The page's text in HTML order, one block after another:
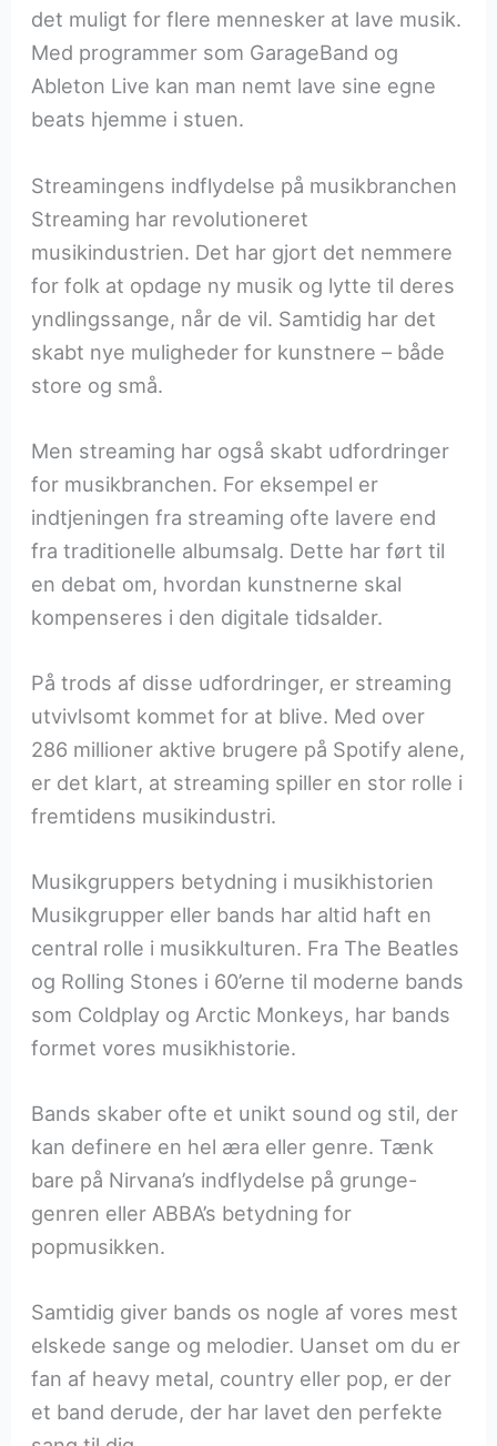
det muligt for flere mennesker at lave musik.
Med programmer som GarageBand og
Ableton Live kan man nemt lave sine egne
beats hjemme i stuen.
Streamingens indflydelse på musikbranchen
Streaming har revolutioneret
musikindustrien. Det har gjort det nemmere
for folk at opdage ny musik og lytte til deres
yndlingssange, når de vil. Samtidig har det
skabt nye muligheder for kunstnere – både
store og små.
Men streaming har også skabt udfordringer
for musikbranchen. For eksempel er
indtjeningen fra streaming ofte lavere end
fra traditionelle albumsalg. Dette har ført til
en debat om, hvordan kunstnerne skal
kompenseres i den digitale tidsalder.
På trods af disse udfordringer, er streaming
utvivlsomt kommet for at blive. Med over
286 millioner aktive brugere på Spotify alene,
er det klart, at streaming spiller en stor rolle i
fremtidens musikindustri.
Musikgruppers betydning i musikhistorien
Musikgrupper eller bands har altid haft en
central rolle i musikkulturen. Fra The Beatles
og Rolling Stones i 60’erne til moderne bands
som Coldplay og Arctic Monkeys, har bands
formet vores musikhistorie.
Bands skaber ofte et unikt sound og stil, der
kan definere en hel æra eller genre. Tænk
bare på Nirvana’s indflydelse på grunge-
genren eller ABBA’s betydning for
popmusikken.
Samtidig giver bands os nogle af vores mest
elskede sange og melodier. Uanset om du er
fan af heavy metal, country eller pop, er der
et band derude, der har lavet den perfekte